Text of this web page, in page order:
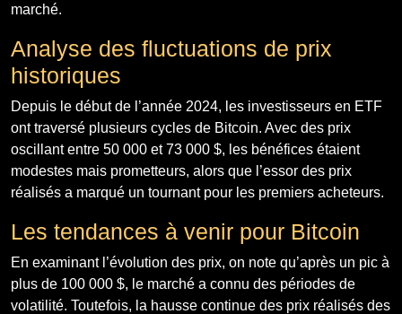
marché.
Analyse des fluctuations de prix
historiques
Depuis le début de l’année 2024, les investisseurs en ETF
ont traversé plusieurs cycles de Bitcoin. Avec des prix
oscillant entre 50 000 et 73 000 $, les bénéfices étaient
modestes mais prometteurs, alors que l’essor des prix
réalisés a marqué un tournant pour les premiers acheteurs.
Les tendances à venir pour Bitcoin
En examinant l’évolution des prix, on note qu’après un pic à
plus de 100 000 $, le marché a connu des périodes de
volatilité. Toutefois, la hausse continue des prix réalisés des